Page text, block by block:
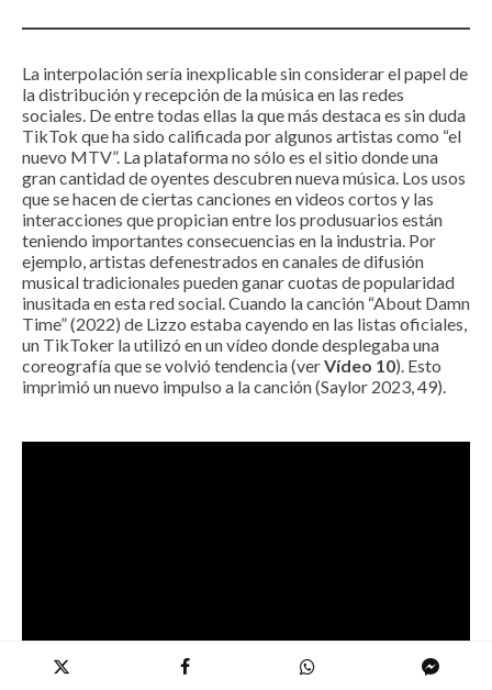
La interpolación sería inexplicable sin considerar el papel de
la distribución y recepción de la música en las redes
sociales. De entre todas ellas la que más destaca es sin duda
TikTok que ha sido calificada por algunos artistas como “el
nuevo MTV”. La plataforma no sólo es el sitio donde una
gran cantidad de oyentes descubren nueva música. Los usos
que se hacen de ciertas canciones en videos cortos y las
interacciones que propician entre los produsuarios están
teniendo importantes consecuencias en la industria. Por
ejemplo, artistas defenestrados en canales de difusión
musical tradicionales pueden ganar cuotas de popularidad
inusitada en esta red social. Cuando la canción “About Damn
Time” (2022) de Lizzo estaba cayendo en las listas oficiales,
un TikToker la utilizó en un vídeo donde desplegaba una
coreografía que se volvió tendencia (verVídeo 10). Esto
imprimió un nuevo impulso a la canción (Saylor 2023, 49).